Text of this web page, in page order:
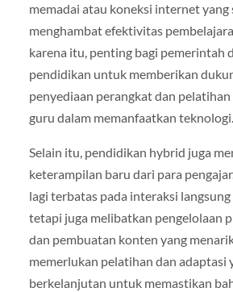
memadai atau koneksi internet yang
menghambat efektivitas
karena itu, penting bagi pemerintah
pendidikan untuk memberikan
penyediaan perangkat dan pelatihan
guru dalam memanfaatkan teknologi.
Selain itu, pendidikan hybrid juga
keterampilan baru dari para
lagi terbatas pada interaksi langsung
tetapi juga melibatkan pengelolaan
dan pembuatan konten yang
memerlukan pelatihan dan adaptasi
berkelanjutan untuk memastikan